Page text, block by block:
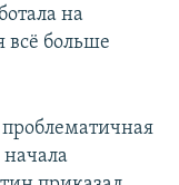
на
всё больше